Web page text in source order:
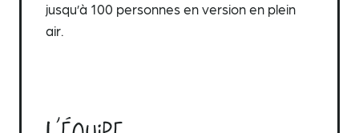
jusqu’à 100 personnes en version en plein
air.